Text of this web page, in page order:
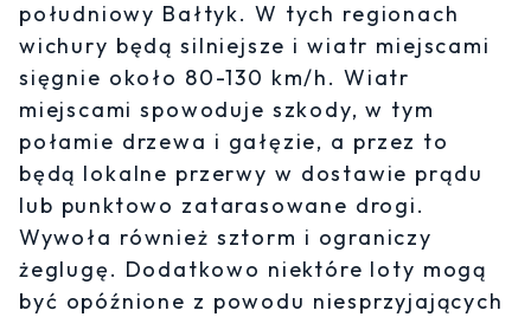
południowy Bałtyk. W tych regionach
wichury będą silniejsze i wiatr miejscami
sięgnie około 80-130 km/h. Wiatr
miejscami spowoduje szkody, w tym
połamie drzewa i gałęzie, a przez to
będą lokalne przerwy w dostawie prądu
lub punktowo zatarasowane drogi.
Wywoła również sztorm i ograniczy
żeglugę. Dodatkowo niektóre loty mogą
być opóźnione z powodu niesprzyjających